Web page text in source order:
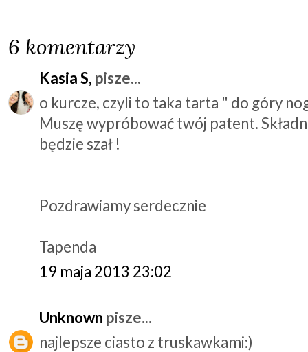
6 komentarzy
Kasia S, pisze...
o kurcze, czyli to taka tarta " do góry
Muszę wypróbować twój patent.
będzie szał !
Pozdrawiamy serdecznie
Tapenda
19 maja 2013 23:02
Unknown pisze...
najlepsze ciasto z truskawkami:)